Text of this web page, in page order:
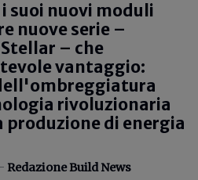
i suoi nuovi moduli
nuove serie –
– che
vantaggio:
rivoluzionaria
produzione di energia
Redazione Build News